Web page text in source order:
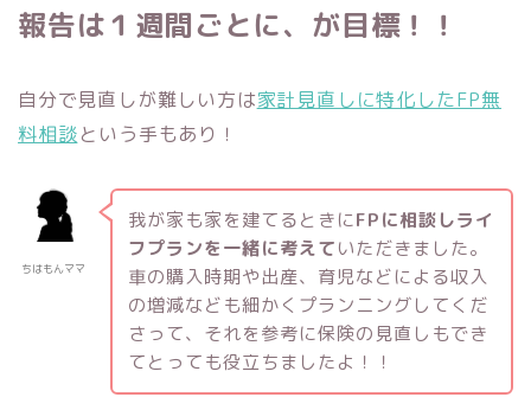
報告は１週間ごとに、が目標！！
自分で見直しが難しい方は家計見直しに特化したFP無
料相談という手もあり！
ちはもんママ
我が家も家を建てるときにFPに相談しライ
フプランを一緒に考えていただきました。
車の購入時期や出産、育児などによる収入
の増減なども細かくプランニングしてくだ
さって、それを参考に保険の見直しもでき
てとっても役立ちましたよ！！